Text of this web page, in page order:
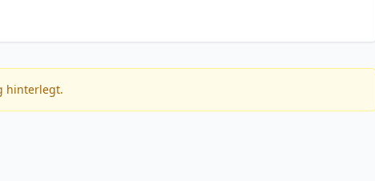
hinterlegt.